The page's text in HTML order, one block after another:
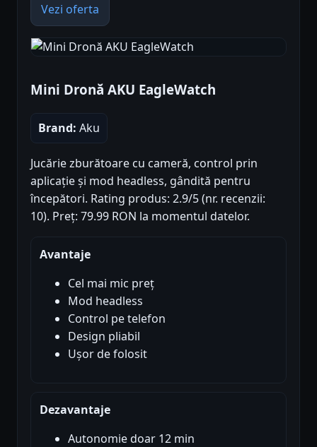
Vezi oferta
Mini Dronă AKU EagleWatch
Brand: Aku
Jucărie zburătoare cu cameră, control prin
aplicație și mod headless, gândită pentru
începători. Rating produs: 2.9/5 (nr. recenzii:
10). Preț: 79.99 RON la momentul datelor.
Avantaje
Cel mai mic preț
Mod headless
Control pe telefon
Design pliabil
Ușor de folosit
Dezavantaje
Autonomie doar 12 min